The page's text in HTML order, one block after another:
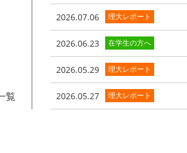
2026.07.06 理大レポート
2026.06.23 在学生の方へ
2026.05.29 理大レポート
2026.05.27 理大レポート
覧